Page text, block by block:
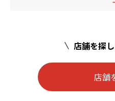
店舗を探
店舗